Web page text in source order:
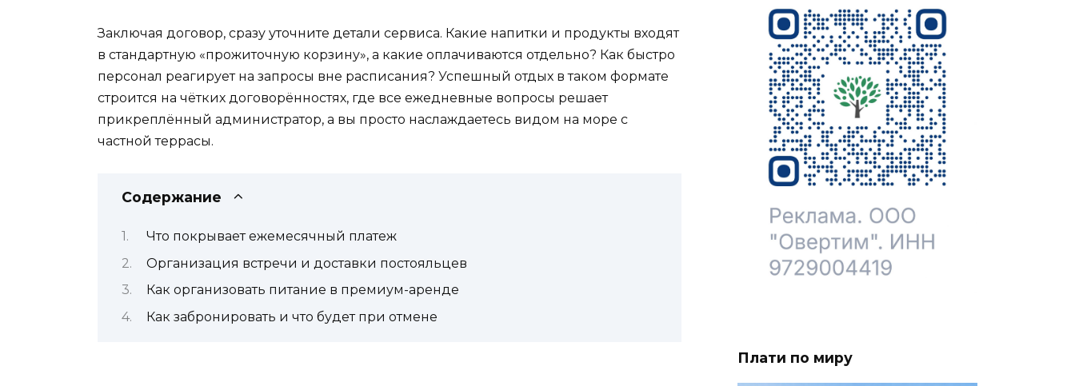
Заключая договор, сразу уточните детали сервиса. Какие напитки и продукты входят
в стандартную «прожиточную корзину», а какие оплачиваются отдельно? Как быстро
персонал реагирует на запросы вне расписания? Успешный отдых в таком формате
строится на чётких договорённостях, где все ежедневные вопросы решает
прикреплённый администратор, а вы просто наслаждаетесь видом на море с
частной террасы.
Содержание
Что покрывает ежемесячный платеж
Организация встречи и доставки постояльцев
Как организовать питание в премиум-аренде
Как забронировать и что будет при отмене
Плати по миру